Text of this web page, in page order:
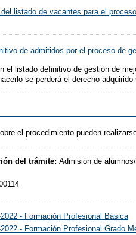
listado de vacantes para el
de admitidos por el proceso de
el listado definitivo de gestión de
se perderá el derecho adquirido
el procedimiento pueden
del trámite:Admisión de
- Formación Profesional Básica
- Formación Profesional Grado